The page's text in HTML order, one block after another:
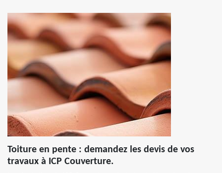
Toiture en pente : demandez les devis de vos
travaux à ICP Couverture.